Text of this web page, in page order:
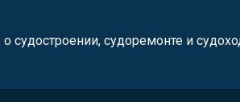
о судостроении, судоремонте и